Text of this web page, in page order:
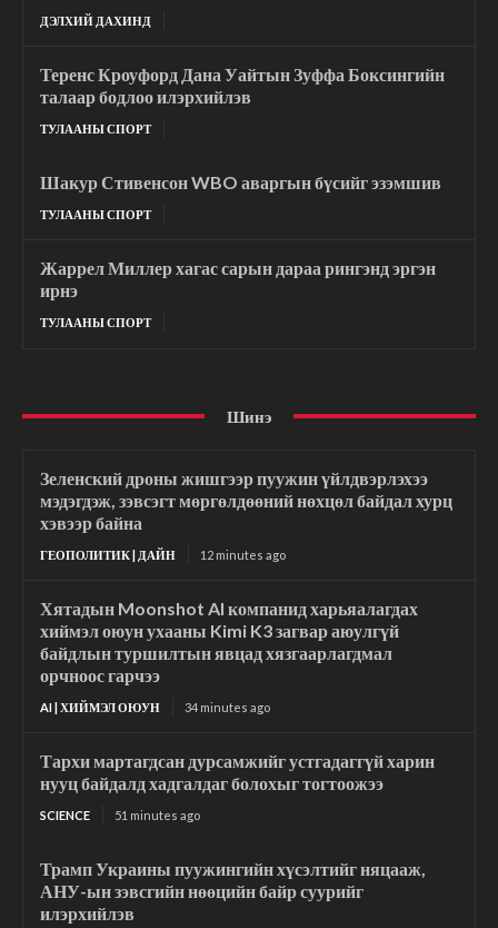
ДЭЛХИЙ ДАХИНД
Теренс Кроуфорд Дана Уайтын Зуффа Боксингийн
талаар бодлоо илэрхийлэв
ТУЛААНЫ СПОРТ
Шакур Стивенсон WBO аваргын бүсийг эзэмшив
ТУЛААНЫ СПОРТ
Жаррел Миллер хагас сарын дараа рингэнд эргэн
ирнэ
ТУЛААНЫ СПОРТ
Шинэ
Зеленский дроны жишгээр пуужин үйлдвэрлэхээ
мэдэгдэж, зэвсэгт мөргөлдөөний нөхцөл байдал хурц
хэвээр байна
ГЕОПОЛИТИК | ДАЙН 12 minutes ago
Хятадын Moonshot AI компанид харьяалагдах
хиймэл оюун ухааны Kimi K3 загвар аюулгүй
байдлын туршилтын явцад хязгаарлагдмал
орчноос гарчээ
AI | ХИЙМЭЛ ОЮУН 34 minutes ago
Тархи мартагдсан дурсамжийг устгадаггүй харин
нууц байдалд хадгалдаг болохыг тогтоожээ
SCIENCE 51 minutes ago
Трамп Украины пуужингийн хүсэлтийг няцааж,
АНУ-ын зэвсгийн нөөцийн байр суурийг
илэрхийлэв